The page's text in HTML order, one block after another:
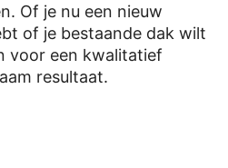
Of je nu een nieuw
of je bestaande dak wilt
voor een kwalitatief
resultaat.